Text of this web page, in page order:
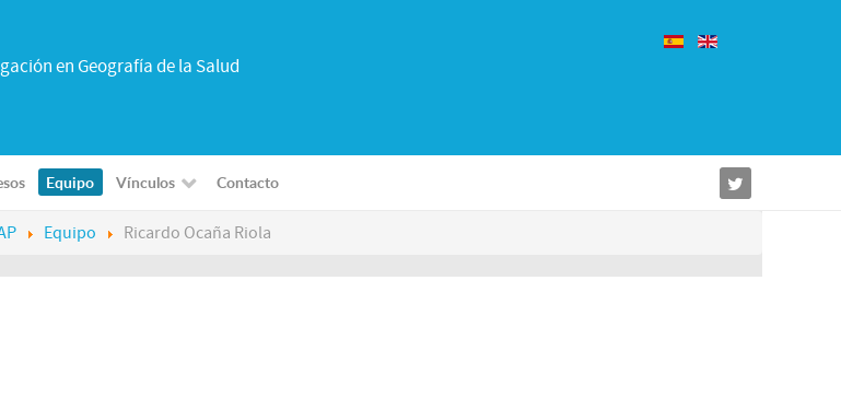
en Geografía de la Salud
Equipo Vínculos Contacto
Equipo Ricardo Ocaña Riola